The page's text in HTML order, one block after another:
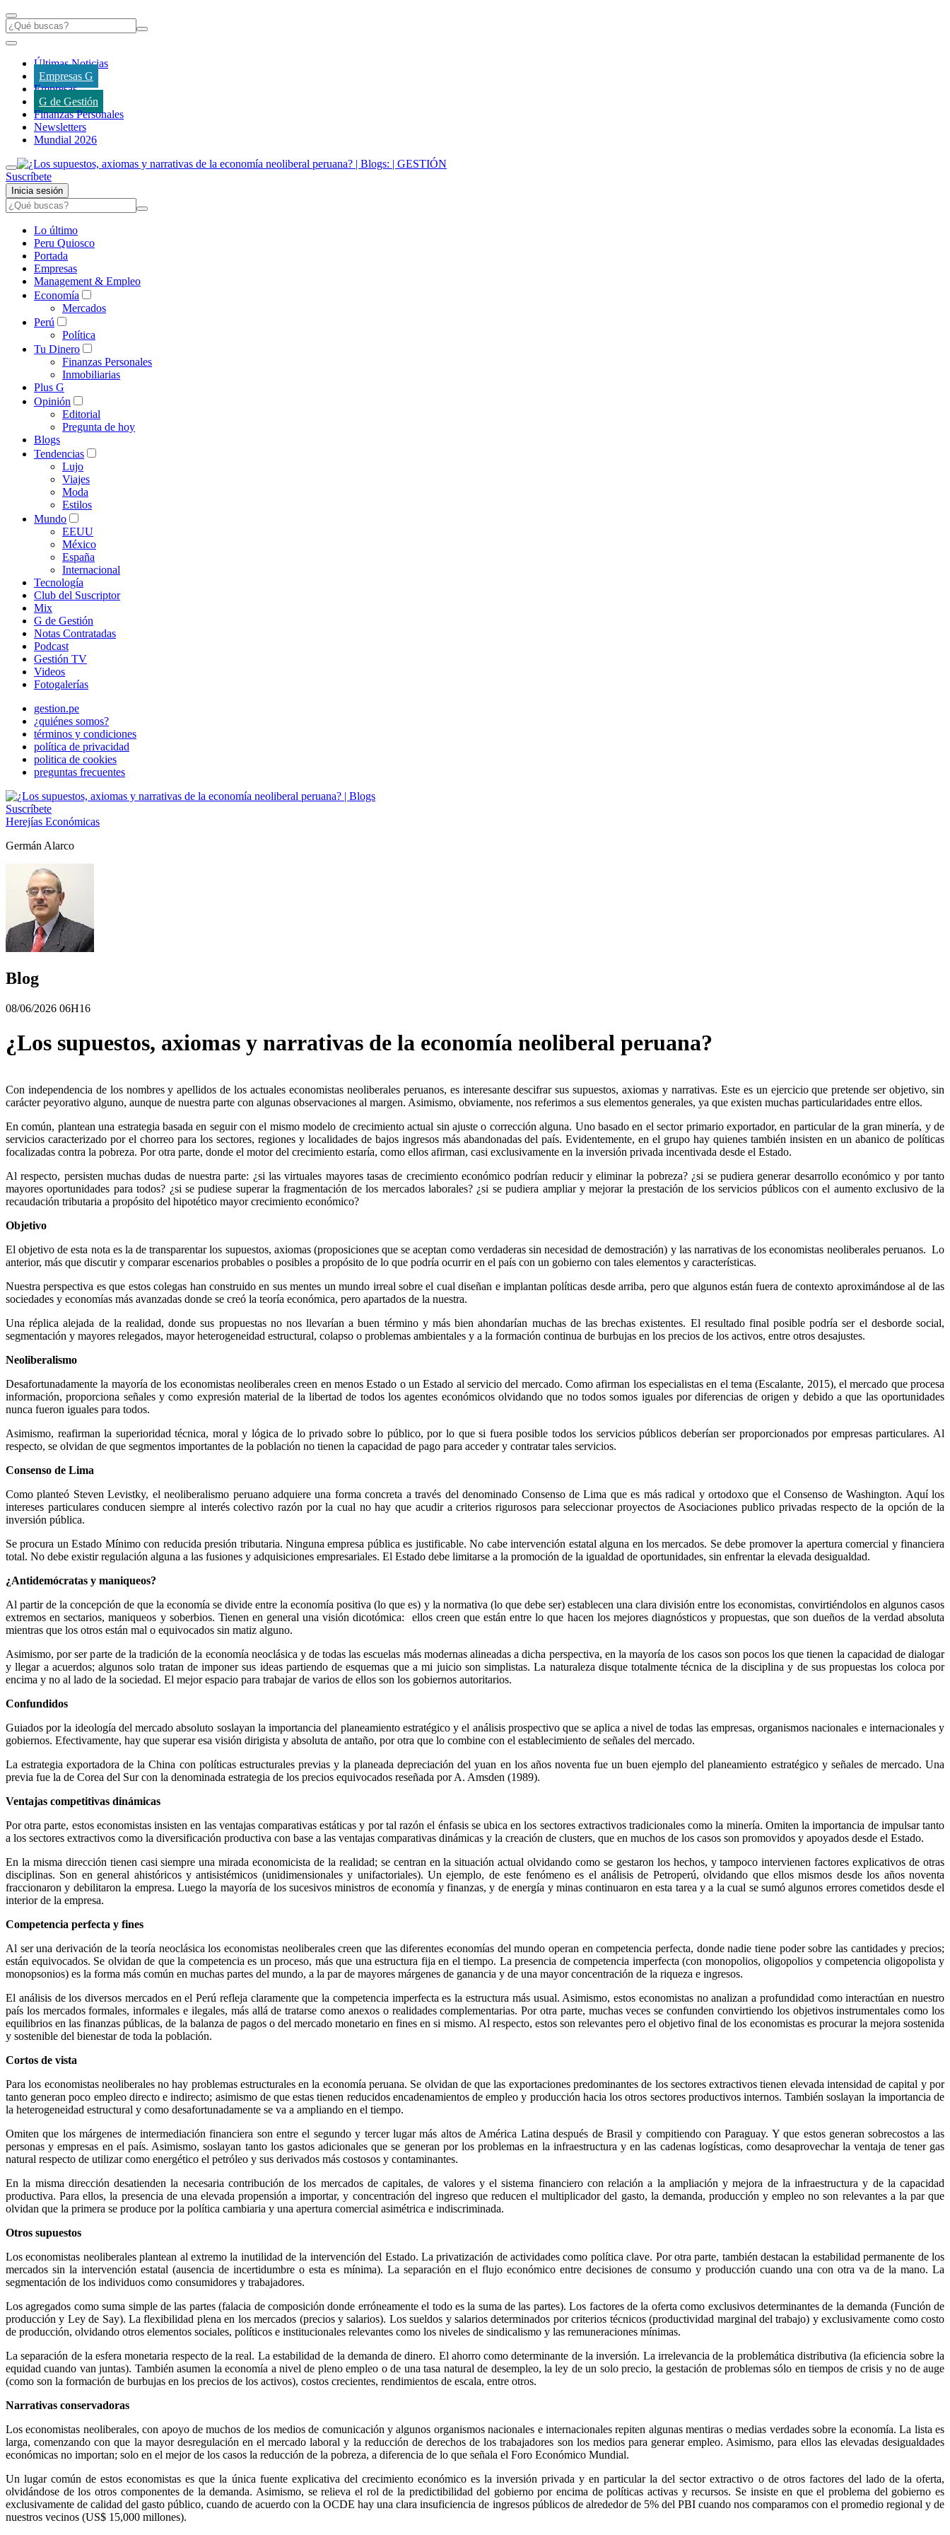
Últimas Noticias
Empresas G
Empresas
G de Gestión
Finanzas Personales
Newsletters
Mundial 2026
Suscríbete
Inicia sesión
Lo último
Peru Quiosco
Portada
Empresas
Management & Empleo
Economía
Mercados
Perú
Política
Tu Dinero
Finanzas Personales
Inmobiliarias
Plus G
Opinión
Editorial
Pregunta de hoy
Blogs
Tendencias
Lujo
Viajes
Moda
Estilos
Mundo
EEUU
México
España
Internacional
Tecnología
Club del Suscriptor
Mix
G de Gestión
Notas Contratadas
Podcast
Gestión TV
Videos
Fotogalerías
gestion.pe
¿quiénes somos?
términos y condiciones
política de privacidad
politica de cookies
preguntas frecuentes
Suscríbete
Herejías Económicas
Germán Alarco
Blog
08/06/2026 06H16
¿Los supuestos, axiomas y narrativas de la economía neoliberal peruana?
Con independencia de los nombres y apellidos de los actuales economistas neoliberales peruanos, es interesante descifrar sus supuestos, axiomas y narrativas. Este es un ejercicio que pretende ser objetivo, sin
carácter peyorativo alguno, aunque de nuestra parte con algunas observaciones al margen. Asimismo, obviamente, nos referimos a sus elementos generales, ya que existen muchas particularidades entre ellos.
En común, plantean una estrategia basada en seguir con el mismo modelo de crecimiento actual sin ajuste o corrección alguna. Uno basado en el sector primario exportador, en particular de la gran minería, y de
servicios caracterizado por el chorreo para los sectores, regiones y localidades de bajos ingresos más abandonadas del país. Evidentemente, en el grupo hay quienes también insisten en un abanico de políticas
focalizadas contra la pobreza. Por otra parte, donde el motor del crecimiento estaría, como ellos afirman, casi exclusivamente en la inversión privada incentivada desde el Estado.
Al respecto, persisten muchas dudas de nuestra parte: ¿si las virtuales mayores tasas de crecimiento económico podrían reducir y eliminar la pobreza? ¿si se pudiera generar desarrollo económico y por tanto
mayores oportunidades para todos? ¿si se pudiese superar la fragmentación de los mercados laborales? ¿si se pudiera ampliar y mejorar la prestación de los servicios públicos con el aumento exclusivo de la
recaudación tributaria a propósito del hipotético mayor crecimiento económico?
Objetivo
El objetivo de esta nota es la de transparentar los supuestos, axiomas (proposiciones que se aceptan como verdaderas sin necesidad de demostración) y las narrativas de los economistas neoliberales peruanos. Lo
anterior, más que discutir y comparar escenarios probables o posibles a propósito de lo que podría ocurrir en el país con un gobierno con tales elementos y características.
Nuestra perspectiva es que estos colegas han construido en sus mentes un mundo irreal sobre el cual diseñan e implantan políticas desde arriba, pero que algunos están fuera de contexto aproximándose al de las
sociedades y economías más avanzadas donde se creó la teoría económica, pero apartados de la nuestra.
Una réplica alejada de la realidad, donde sus propuestas no nos llevarían a buen término y más bien ahondarían muchas de las brechas existentes. El resultado final posible podría ser el desborde social,
segmentación y mayores relegados, mayor heterogeneidad estructural, colapso o problemas ambientales y a la formación continua de burbujas en los precios de los activos, entre otros desajustes.
Neoliberalismo
Desafortunadamente la mayoría de los economistas neoliberales creen en menos Estado o un Estado al servicio del mercado. Como afirman los especialistas en el tema (Escalante, 2015), el mercado que procesa
información, proporciona señales y como expresión material de la libertad de todos los agentes económicos olvidando que no todos somos iguales por diferencias de origen y debido a que las oportunidades
nunca fueron iguales para todos.
Asimismo, reafirman la superioridad técnica, moral y lógica de lo privado sobre lo público, por lo que si fuera posible todos los servicios públicos deberían ser proporcionados por empresas particulares. Al
respecto, se olvidan de que segmentos importantes de la población no tienen la capacidad de pago para acceder y contratar tales servicios.
Consenso de Lima
Como planteó Steven Levistky, el neoliberalismo peruano adquiere una forma concreta a través del denominado Consenso de Lima que es más radical y ortodoxo que el Consenso de Washington. Aquí los
intereses particulares conducen siempre al interés colectivo razón por la cual no hay que acudir a criterios rigurosos para seleccionar proyectos de Asociaciones publico privadas respecto de la opción de la
inversión pública.
Se procura un Estado Mínimo con reducida presión tributaria. Ninguna empresa pública es justificable. No cabe intervención estatal alguna en los mercados. Se debe promover la apertura comercial y financiera
total. No debe existir regulación alguna a las fusiones y adquisiciones empresariales. El Estado debe limitarse a la promoción de la igualdad de oportunidades, sin enfrentar la elevada desigualdad.
¿Antidemócratas y maniqueos?
Al partir de la concepción de que la economía se divide entre la economía positiva (lo que es) y la normativa (lo que debe ser) establecen una clara división entre los economistas, convirtiéndolos en algunos casos
extremos en sectarios, maniqueos y soberbios. Tienen en general una visión dicotómica: ellos creen que están entre lo que hacen los mejores diagnósticos y propuestas, que son dueños de la verdad absoluta
mientras que los otros están mal o equivocados sin matiz alguno.
Asimismo, por ser parte de la tradición de la economía neoclásica y de todas las escuelas más modernas alineadas a dicha perspectiva, en la mayoría de los casos son pocos los que tienen la capacidad de dialogar
y llegar a acuerdos; algunos solo tratan de imponer sus ideas partiendo de esquemas que a mi juicio son simplistas. La naturaleza disque totalmente técnica de la disciplina y de sus propuestas los coloca por
encima y no al lado de la sociedad. El mejor espacio para trabajar de varios de ellos son los gobiernos autoritarios.
Confundidos
Guiados por la ideología del mercado absoluto soslayan la importancia del planeamiento estratégico y el análisis prospectivo que se aplica a nivel de todas las empresas, organismos nacionales e internacionales y
gobiernos. Efectivamente, hay que superar esa visión dirigista y absoluta de antaño, por otra que lo combine con el establecimiento de señales del mercado.
La estrategia exportadora de la China con políticas estructurales previas y la planeada depreciación del yuan en los años noventa fue un buen ejemplo del planeamiento estratégico y señales de mercado. Una
previa fue la de Corea del Sur con la denominada estrategia de los precios equivocados reseñada por A. Amsden (1989).
Ventajas competitivas dinámicas
Por otra parte, estos economistas insisten en las ventajas comparativas estáticas y por tal razón el énfasis se ubica en los sectores extractivos tradicionales como la minería. Omiten la importancia de impulsar tanto
a los sectores extractivos como la diversificación productiva con base a las ventajas comparativas dinámicas y la creación de clusters, que en muchos de los casos son promovidos y apoyados desde el Estado.
En la misma dirección tienen casi siempre una mirada economicista de la realidad; se centran en la situación actual olvidando como se gestaron los hechos, y tampoco intervienen factores explicativos de otras
disciplinas. Son en general ahistóricos y antisistémicos (unidimensionales y unifactoriales). Un ejemplo, de este fenómeno es el análisis de Petroperú, olvidando que ellos mismos desde los años noventa
fraccionaron y debilitaron la empresa. Luego la mayoría de los sucesivos ministros de economía y finanzas, y de energía y minas continuaron en esta tarea y a la cual se sumó algunos errores cometidos desde el
interior de la empresa.
Competencia perfecta y fines
Al ser una derivación de la teoría neoclásica los economistas neoliberales creen que las diferentes economías del mundo operan en competencia perfecta, donde nadie tiene poder sobre las cantidades y precios;
están equivocados. Se olvidan de que la competencia es un proceso, más que una estructura fija en el tiempo. La presencia de competencia imperfecta (con monopolios, oligopolios y competencia oligopolista y
monopsonios) es la forma más común en muchas partes del mundo, a la par de mayores márgenes de ganancia y de una mayor concentración de la riqueza e ingresos.
El análisis de los diversos mercados en el Perú refleja claramente que la competencia imperfecta es la estructura más usual. Asimismo, estos economistas no analizan a profundidad como interactúan en nuestro
país los mercados formales, informales e ilegales, más allá de tratarse como anexos o realidades complementarias. Por otra parte, muchas veces se confunden convirtiendo los objetivos instrumentales como los
equilibrios en las finanzas públicas, de la balanza de pagos o del mercado monetario en fines en si mismo. Al respecto, estos son relevantes pero el objetivo final de los economistas es procurar la mejora sostenida
y sostenible del bienestar de toda la población.
Cortos de vista
Para los economistas neoliberales no hay problemas estructurales en la economía peruana. Se olvidan de que las exportaciones predominantes de los sectores extractivos tienen elevada intensidad de capital y por
tanto generan poco empleo directo e indirecto; asimismo de que estas tienen reducidos encadenamientos de empleo y producción hacia los otros sectores productivos internos. También soslayan la importancia de
la heterogeneidad estructural y como desafortunadamente se va a ampliando en el tiempo.
Omiten que los márgenes de intermediación financiera son entre el segundo y tercer lugar más altos de América Latina después de Brasil y compitiendo con Paraguay. Y que estos generan sobrecostos a las
personas y empresas en el país. Asimismo, soslayan tanto los gastos adicionales que se generan por los problemas en la infraestructura y en las cadenas logísticas, como desaprovechar la ventaja de tener gas
natural respecto de utilizar como energético el petróleo y sus derivados más costosos y contaminantes.
En la misma dirección desatienden la necesaria contribución de los mercados de capitales, de valores y el sistema financiero con relación a la ampliación y mejora de la infraestructura y de la capacidad
productiva. Para ellos, la presencia de una elevada propensión a importar, y concentración del ingreso que reducen el multiplicador del gasto, la demanda, producción y empleo no son relevantes a la par que
olvidan que la primera se produce por la política cambiaria y una apertura comercial asimétrica e indiscriminada.
Otros supuestos
Los economistas neoliberales plantean al extremo la inutilidad de la intervención del Estado. La privatización de actividades como política clave. Por otra parte, también destacan la estabilidad permanente de los
mercados sin la intervención estatal (ausencia de incertidumbre o esta es mínima). La separación en el flujo económico entre decisiones de consumo y producción cuando una con otra va de la mano. La
segmentación de los individuos como consumidores y trabajadores.
Los agregados como suma simple de las partes (falacia de composición donde erróneamente el todo es la suma de las partes). Los factores de la oferta como exclusivos determinantes de la demanda (Función de
producción y Ley de Say). La flexibilidad plena en los mercados (precios y salarios). Los sueldos y salarios determinados por criterios técnicos (productividad marginal del trabajo) y exclusivamente como costo
de producción, olvidando otros elementos sociales, políticos e institucionales relevantes como los niveles de sindicalismo y las remuneraciones mínimas.
La separación de la esfera monetaria respecto de la real. La estabilidad de la demanda de dinero. El ahorro como determinante de la inversión. La irrelevancia de la problemática distributiva (la eficiencia sobre la
equidad cuando van juntas). También asumen la economía a nivel de pleno empleo o de una tasa natural de desempleo, la ley de un solo precio, la gestación de problemas sólo en tiempos de crisis y no de auge
(como son la formación de burbujas en los precios de los activos), costos crecientes, rendimientos de escala, entre otros.
Narrativas conservadoras
Los economistas neoliberales, con apoyo de muchos de los medios de comunicación y algunos organismos nacionales e internacionales repiten algunas mentiras o medias verdades sobre la economía. La lista es
larga, comenzando con que la mayor desregulación en el mercado laboral y la reducción de derechos de los trabajadores son los medios para generar empleo. Asimismo, para ellos las elevadas desigualdades
económicas no importan; solo en el mejor de los casos la reducción de la pobreza, a diferencia de lo que señala el Foro Económico Mundial.
Un lugar común de estos economistas es que la única fuente explicativa del crecimiento económico es la inversión privada y en particular la del sector extractivo o de otros factores del lado de la oferta,
olvidándose de los otros componentes de la demanda. Asimismo, se relieva el rol de la predictibilidad del gobierno por encima de políticas activas y recursos. Se insiste en que el problema del gobierno es
exclusivamente de calidad del gasto público, cuando de acuerdo con la OCDE hay una clara insuficiencia de ingresos públicos de alrededor de 5% del PBI cuando nos comparamos con el promedio regional y de
nuestros vecinos (US$ 15,000 millones).